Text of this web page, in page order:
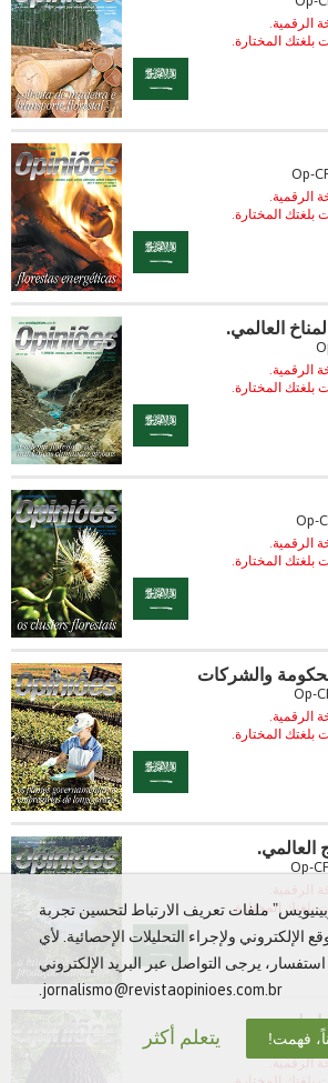
الرقمية.
بلغتك المختارة.
الرقمية.
بلغتك المختارة.
العالمي.
الرقمية.
بلغتك المختارة.
الرقمية.
بلغتك المختارة.
والشركات
الرقمية.
بلغتك المختارة.
العالمي.
الرقمية.
بلغتك المختارة.
الرقمية.
ملفات تعريف الارتباط لتحسين تجربة
الإلكتروني ولإجراء التحليلات الإحصائية. لأي
استفسار، يرجى التواصل عبر البريد الإلكتروني
jornalismo@revistaopinioes.com.br.
يتعلم أكثر فهمت!